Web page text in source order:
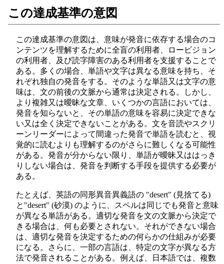
この達成基準の意図
この達成基準の意図は、意味が発音に依存する場合のコ
ンテンツを理解するために全盲の利用者、ロービジョン
の利用者、及び読字障害のある利用者を支援することで
ある。多くの場合、単語や文字は異なる意味を持ち、そ
れぞれ独自の発音をする。そのような単語又は文字の意
味は、文の前後の文脈から通常は決定される。しかし、
より複雑又は曖昧な文章、いくつかの言語においては、
発音を知らないと、その単語の意味を容易に決定できな
い又は全く決定できないことがある。文を音読やスクリ
ーンリーダーによって間違った発音で単語を読むと、視
覚的に読むよりも理解するのがさらに難しくなる可能性
がある。発音が分からない限り、単語が曖昧又ははっき
りしない場合は、発音を判断する手段を提供する必要が
ある。
たとえば、英語の同形異音異義語の "desert" (見捨てる)
と"desert" (砂漠) のように、スペルは同じでも発音と意味
が異なる単語がある。適切な発音を文の文脈から決定で
きる場合は、何も必要とされない。それができない場合
は、適切な発音を決定するための何らかの仕組みが必要
になる。さらに、一部の言語は、特定の文字が異なる方
法で発音されることがある。例えば、日本語では、複数